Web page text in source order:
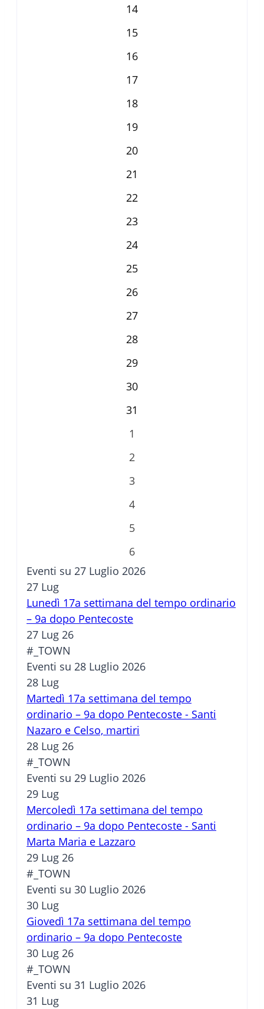
14
15
16
17
18
19
20
21
22
23
24
25
26
27
28
29
30
31
1
2
3
4
5
6
Eventi su 27 Luglio 2026
27 Lug
Lunedì 17a settimana del tempo ordinario
– 9a dopo Pentecoste
27 Lug 26
#_TOWN
Eventi su 28 Luglio 2026
28 Lug
Martedì 17a settimana del tempo
ordinario – 9a dopo Pentecoste - Santi
Nazaro e Celso, martiri
28 Lug 26
#_TOWN
Eventi su 29 Luglio 2026
29 Lug
Mercoledì 17a settimana del tempo
ordinario – 9a dopo Pentecoste - Santi
Marta Maria e Lazzaro
29 Lug 26
#_TOWN
Eventi su 30 Luglio 2026
30 Lug
Giovedì 17a settimana del tempo
ordinario – 9a dopo Pentecoste
30 Lug 26
#_TOWN
Eventi su 31 Luglio 2026
31 Lug